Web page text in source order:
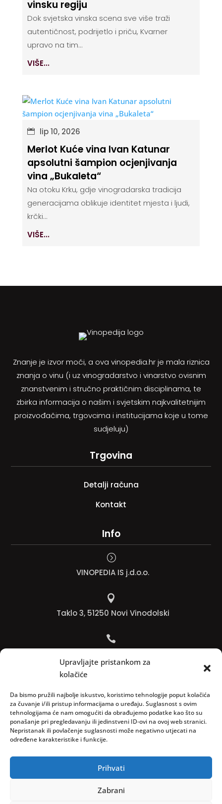
Upravljajte pristankom za
kolačiće
Da bismo pružili najbolje iskustvo, koristimo tehnologije poput kolačića
za čuvanje i/ili pristup informacijama o uređaju. Suglasnost s ovim
tehnologijama će nam omogućiti da obrađujemo podatke kao što su
ponašanje pri pregledavanju ili jedinstveni ID-ovi na ovoj web stranici.
Nepristanak ili povlačenje suglasnosti može negativno utjecati na
određene karakteristike i funkcije.
Prihvati
Zabrani
vinsku regiju
Dok svjetska vinska scena sve više traži
autentičnost, podrijetlo i priču, Kvarner
upravo na tim...
VIŠE...
lip 10, 2026
Merlot Kuće vina Ivan Katunar
apsolutni šampion ocjenjivanja
vina „Bukaleta“
Na otoku Krku, gdje vinogradarska tradicija
generacijama oblikuje identitet mjesta i ljudi,
krčki...
VIŠE...
Znanje je izvor moći, a ova vinopedia.hr je mala riznica
znanja o vinu (i uz vinogradarstvo i vinarstvo ovisnim
znanstvenim i stručno praktičnim disciplinama, te
zbirka informacija o našim i svjetskim najkvalitetnijim
proizvođačima, trgovcima i institucijama koje u tome
sudjeluju)
Trgovina
Detalji računa
Kontakt
Info
=
VINOPEDIA IS j.d.o.o.

Taklo 3, 51250 Novi Vinodolski

Jadranko +385 91 501 4218

info@vinopedia.hr
© 2023, Vinopedia, sva prava sadržana / Web by
Negactive